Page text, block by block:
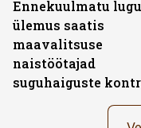
Ennekuulmatu
ülemus saatis
maavalitsuse
naistöötajad
suguhaiguste